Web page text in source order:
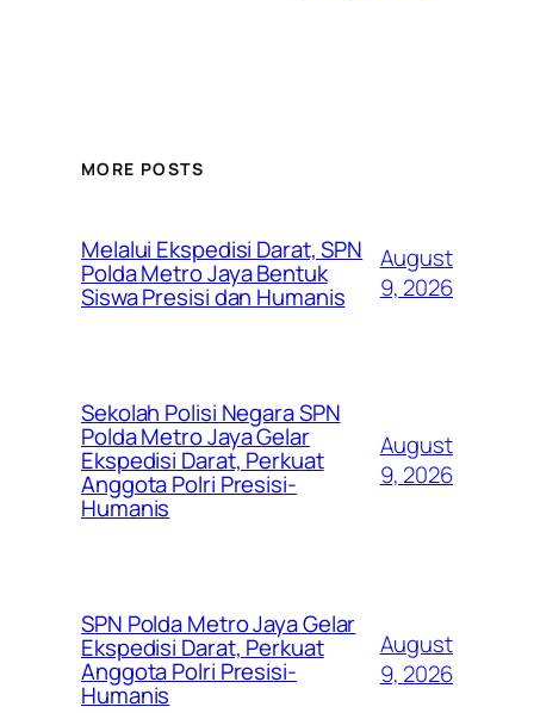
MORE POSTS
Melalui Ekspedisi Darat, SPN
Polda Metro Jaya Bentuk
Siswa Presisi dan Humanis
August
9, 2026
Sekolah Polisi Negara SPN
Polda Metro Jaya Gelar
Ekspedisi Darat, Perkuat
Anggota Polri Presisi-
Humanis
August
9, 2026
SPN Polda Metro Jaya Gelar
Ekspedisi Darat, Perkuat
Anggota Polri Presisi-
Humanis
August
9, 2026